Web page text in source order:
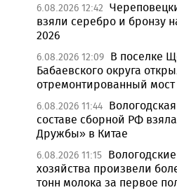
6.08.2026 12:42
взяли серебро и бронзу
2026
6.08.2026 12:09 В поселке
Бабаевского округа
отремонтированный мост
6.08.2026 11:44
составе сборной РФ
Дружбы» в Китае
6.08.2026 11:15
хозяйства произвели
тонн молока за первое